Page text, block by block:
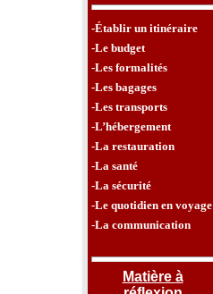
-Établir un itinéraire
-Le budget
-Les formalités
-Les bagages
-Les transports
-L’hébergement
-La restauration
-La santé
-La sécurité
-Le quotidien en voyage
-La communication
Matière à